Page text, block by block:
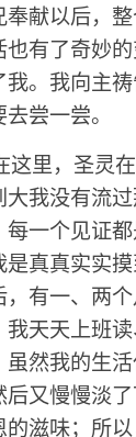
献以后，
有了奇妙
。我向主祷
尝一尝。
这里，圣灵
我没有流
一个见证
真真实实
，有一、两
天天上班读
然我的生
又慢慢淡
滋味；所